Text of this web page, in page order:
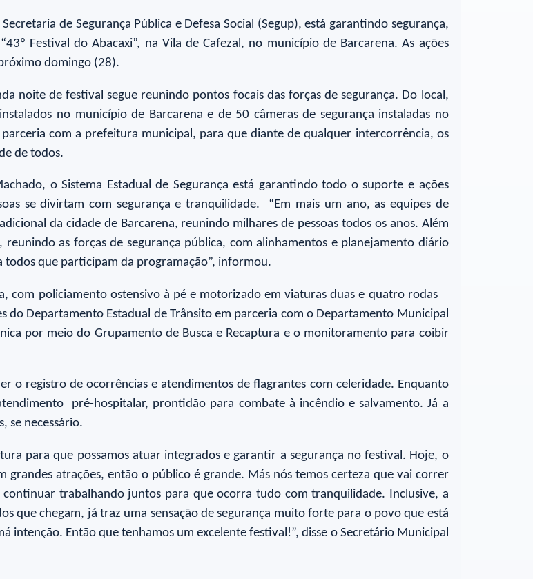
de Segurança Pública e Defesa Social (Segup), está garantindo segurança,
Festival do Abacaxi”, na Vila de Cafezal, no município de Barcarena. As ações
domingo (28).
noite de festival segue reunindo pontos focais das forças de segurança. Do local,
no município de Barcarena e de 50 câmeras de segurança instaladas no
com a prefeitura municipal, para que diante de qualquer intercorrência, os
de todos.
o Sistema Estadual de Segurança está garantindo todo o suporte e ações
se divirtam com segurança e tranquilidade. “Em mais um ano, as equipes de
da cidade de Barcarena, reunindo milhares de pessoas todos os anos. Além
as forças de segurança pública, com alinhamentos e planejamento diário
que participam da programação”, informou.
com policiamento ostensivo à pé e motorizado em viaturas duas e quatro rodas
Departamento Estadual de Trânsito em parceria com o Departamento Municipal
por meio do Grupamento de Busca e Recaptura e o monitoramento para coibir
o registro de ocorrências e atendimentos de flagrantes com celeridade. Enquanto
pré-hospitalar, prontidão para combate à incêndio e salvamento. Já a
se necessário.
para que possamos atuar integrados e garantir a segurança no festival. Hoje, o
atrações, então o público é grande. Más nós temos certeza que vai correr
trabalhando juntos para que ocorra tudo com tranquilidade. Inclusive, a
que chegam, já traz uma sensação de segurança muito forte para o povo que está
intenção. Então que tenhamos um excelente festival!”, disse o Secretário Municipal